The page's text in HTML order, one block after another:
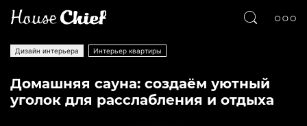
Дизайн интерьера Интерьер квартиры
Домашняя сауна: создаём уютный
уголок для расслабления и отдыха